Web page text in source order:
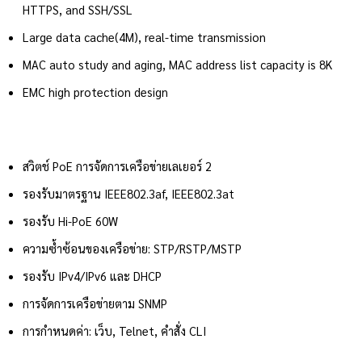
HTTPS, and SSH/SSL
Large data cache(4M), real-time transmission
MAC auto study and aging, MAC address list capacity is 8K
EMC high protection design
สวิตช์ PoE การจัดการเครือข่ายเลเยอร์ 2
รองรับมาตรฐาน IEEE802.3af, IEEE802.3at
รองรับ Hi-PoE 60W
ความซ้ำซ้อนของเครือข่าย: STP/RSTP/MSTP
รองรับ IPv4/IPv6 และ DHCP
การจัดการเครือข่ายตาม SNMP
การกำหนดค่า: เว็บ, Telnet, คำสั่ง CLI